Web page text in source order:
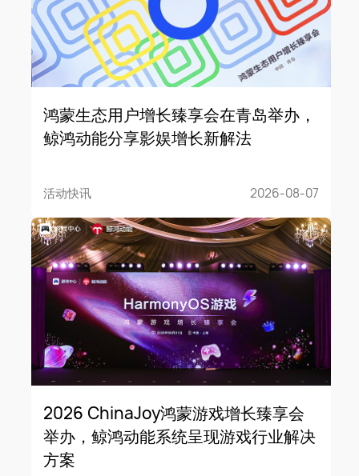
鸿蒙生态用户增长臻享会在青岛举办，
鲸鸿动能分享影娱增长新解法
活动快讯 2026-08-07
2026 ChinaJoy鸿蒙游戏增长臻享会
举办，鲸鸿动能系统呈现游戏行业解决
方案